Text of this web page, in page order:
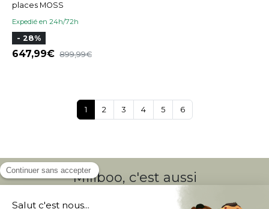
places MOSS
Expedié en 24h/72h
- 28%
647,99 899,99
1 2 3 4 5 6
Miliboo, c'est aussi
des services uniques !